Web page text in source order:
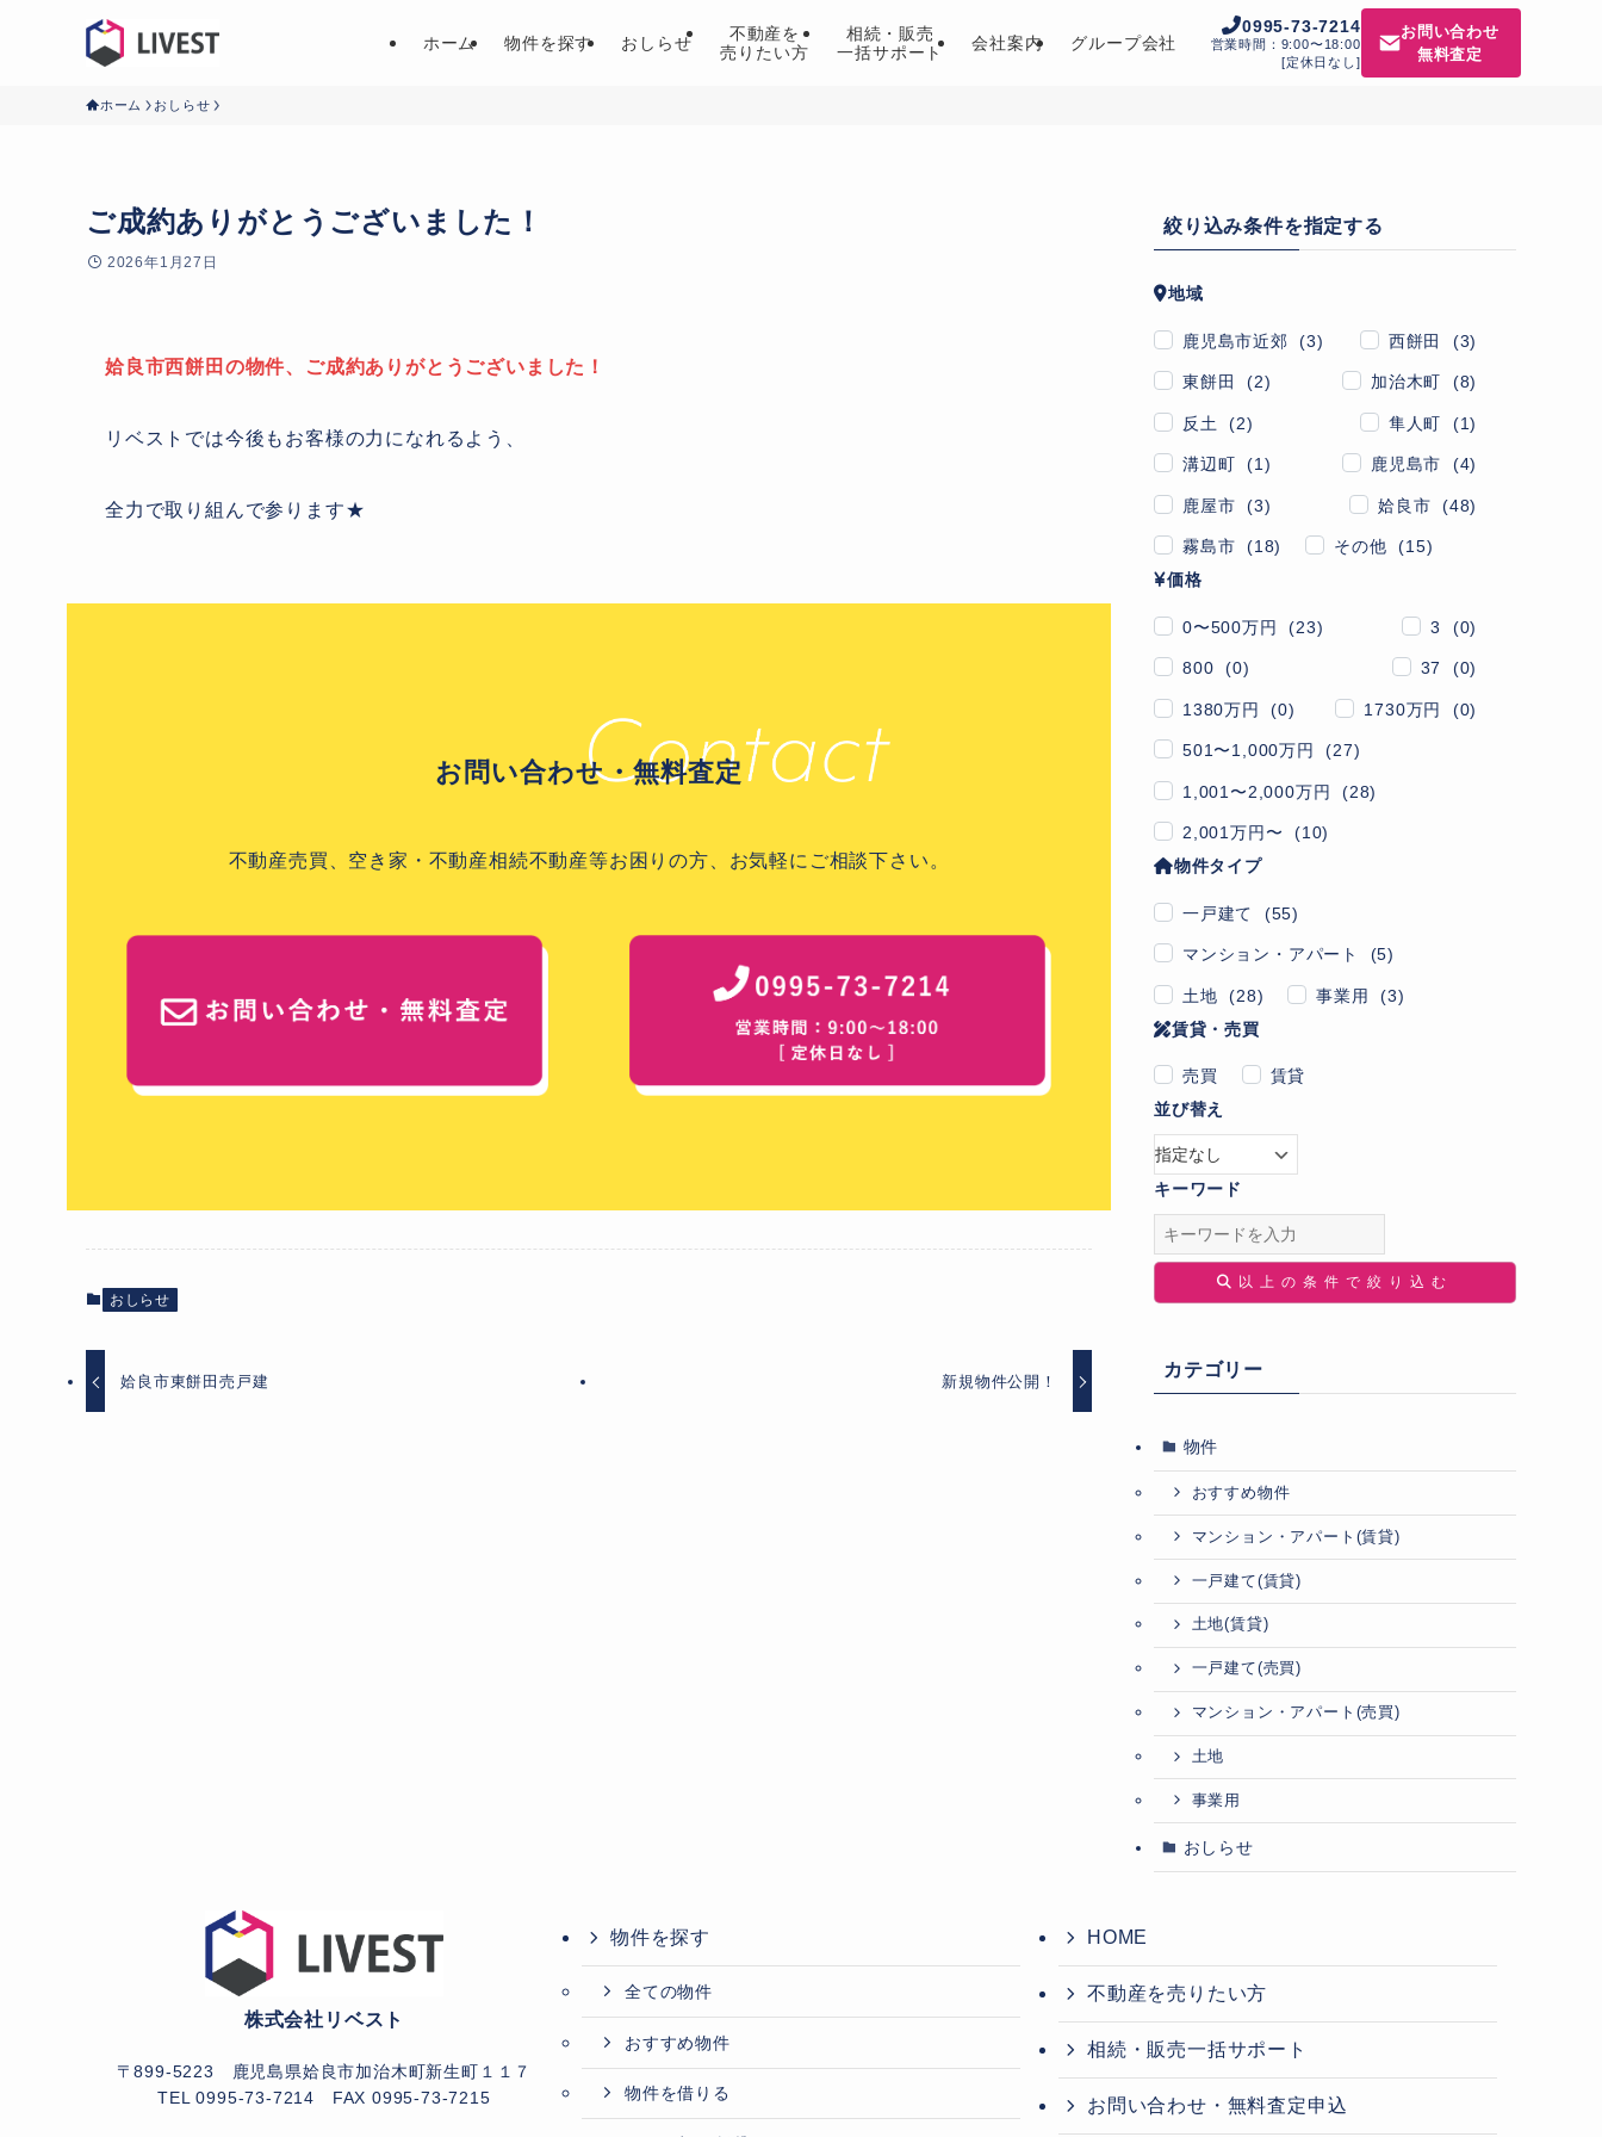
ホーム 物件を探す おしらせ
不動産を
売りたい方
相続・販売
一括サポート
会社案内 グループ会社
0995-73-7214
営業時間：9:00〜18:00
[定休日なし]
お問い合わせ
無料査定
ホーム おしらせ
ご成約ありがとうございました！
2026年1月27日
姶良市西餅田の物件、ご成約ありがとうございました！
リベストでは今後もお客様の力になれるよう、
全力で取り組んで参ります★
お問い合わせ・無料査定
不動産売買、空き家・不動産相続不動産等お困りの方、お気軽にご相談下さい。
おしらせ
姶良市東餅田売戸建 新規物件公開！
絞り込み条件を指定する
地域
鹿児島市近郊 (3) 西餅田 (3)
東餅田 (2) 加治木町 (8)
反土 (2) 隼人町 (1)
溝辺町 (1) 鹿児島市 (4)
鹿屋市 (3) 姶良市 (48)
霧島市 (18)
その他 (15)
価格
0〜500万円 (23) 3 (0)
800 (0) 37 (0)
1380万円 (0) 1730万円 (0)
501〜1,000万円 (27)
1,001〜2,000万円 (28)
2,001万円〜 (10)
物件タイプ
一戸建て (55)
マンション・アパート (5)
土地 (28)
事業用 (3)
賃貸・売買
売買
賃貸
並び替え
キーワード
以上の条件で絞り込む
カテゴリー
物件
おすすめ物件
マンション・アパート(賃貸)
一戸建て(賃貸)
土地(賃貸)
一戸建て(売買)
マンション・アパート(売買)
土地
事業用
おしらせ
株式会社リベスト
〒899-5223 鹿児島県姶良市加治木町新生町１１７
TEL 0995-73-7214 FAX 0995-73-7215
物件を探す
全ての物件
おすすめ物件
物件を借りる
HOME
不動産を売りたい方
相続・販売一括サポート
お問い合わせ・無料査定申込